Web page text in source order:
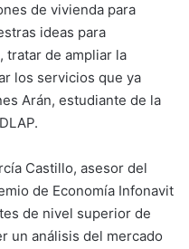
de vivienda para
ideas para
tratar de ampliar la
los servicios que ya
Arán, estudiante de la
Castillo, asesor del
de Economía Infonavit
de nivel superior de
un análisis del mercado